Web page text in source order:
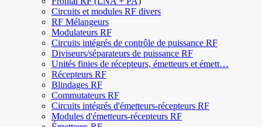
Circuits et modules RF divers
RF Mélangeurs
Modulateurs RF
Circuits intégrés de contrôle de puissance RF
Diviseurs/séparateurs de puissance RF
Unités finies de récepteurs, émetteurs et émett…
Récepteurs RF
Blindages RF
Commutateurs RF
Circuits intégrés d'émetteurs-récepteurs RF
Modules d'émetteurs-récepteurs RF